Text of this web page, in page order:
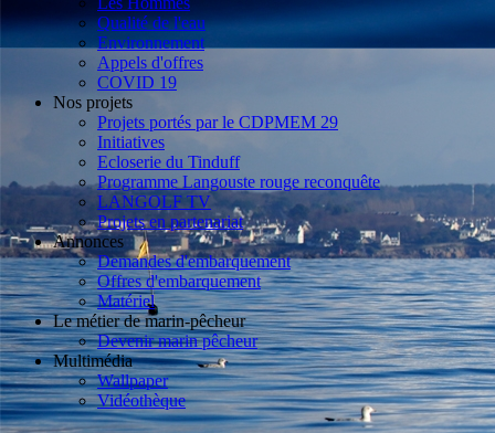
Qualité de l'eau
Environnement
Appels d'offres
COVID 19
Nos projets
Projets portés par le CDPMEM 29
Initiatives
Ecloserie du Tinduff
Programme Langouste rouge reconquête
LANGOLF TV
Projets en partenariat
Annonces
Demandes d'embarquement
Offres d'embarquement
Matériel
Le métier de marin-pêcheur
Devenir marin pêcheur
Multimédia
Wallpaper
Vidéothèque